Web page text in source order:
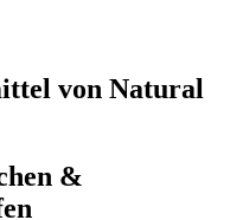
von Natural
&